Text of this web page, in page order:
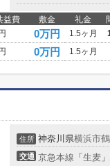
益費 敷金 礼金
0万円 1.5ヶ月
0万円 1.5ヶ月
住所 神奈川県横浜市
交通 京急本線 「 生麦